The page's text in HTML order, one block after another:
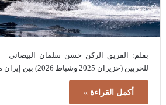
بقلم: الفريق الركن حسن سلمان البيضاني
للحربين (حزيران 2025 وشباط 2026) بين إيران من جهة و”إسرائيل”…
أكمل القراءة »